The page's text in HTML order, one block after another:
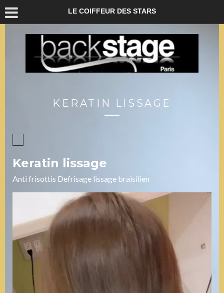
LE COIFFEUR DES STARS
KERATIN LISSAGE
Keratin lissage
Anti frisottis Defrisage lissage braisilien